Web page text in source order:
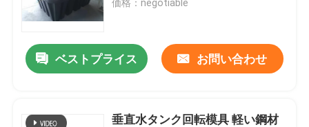
価格：negotiable
ベストプライス お問い合わせ
垂直水タンク回転模具 軽い鋼材